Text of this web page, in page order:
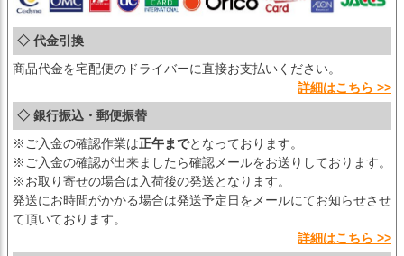
◇ 代金引換
商品代金を宅配便のドライバーに直接お支払いください。
詳細はこちら >>
◇ 銀行振込・郵便振替
※ご入金の確認作業は正午までとなっております。
※ご入金の確認が出来ましたら確認メールをお送りしております。
※お取り寄せの場合は入荷後の発送となります。
発送にお時間がかかる場合は発送予定日をメールにてお知らせさせ
て頂いております。
詳細はこちら >>